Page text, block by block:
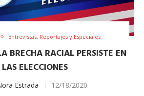
Entrevistas, Reportajes y Especiales
BRECHA RACIAL PERSISTE EN
LAS ELECCIONES
Estrada 12/18/2020